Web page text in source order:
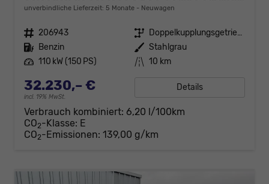
unverbindliche Lieferzeit: 5 Monate Neuwagen
Fahrzeugnr. 206943 Getriebe
Doppelkupplungsgetriebe (DSG)
Kraftstoff Benzin Außenfarbe Stahlgrau
Leistung 110 kW (150 PS) Kilometerstand 10 km
32.230,– €
incl. 19% MwSt.
Details
Verbrauch kombiniert: 6,20 l/100km
CO2-Klasse: E
CO2-Emissionen: 139,00 g/km